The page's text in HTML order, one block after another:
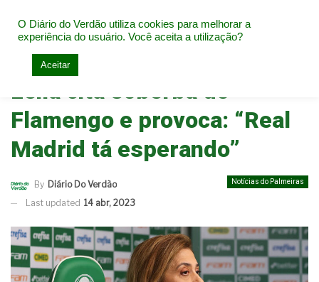
Home Notícias do Palmeiras
Leila cita soberba do
Flamengo e provoca: “Real
Madrid tá esperando”
Notícias do Palmeiras
By Diário Do Verdão
Last updated 14 abr, 2023
O Diário do Verdão utiliza cookies para melhorar a
experiência do usuário. Você aceita a utilização?
Aceitar